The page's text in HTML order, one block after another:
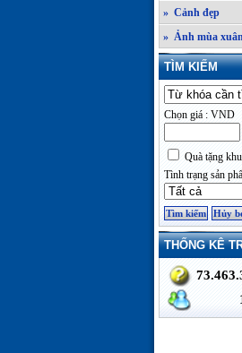
» Cảnh đẹp
» Ảnh mùa
TÌM KIẾM
Chọn giá : VND
Quà tặng
Tình trạng sản
THỐNG KÊ